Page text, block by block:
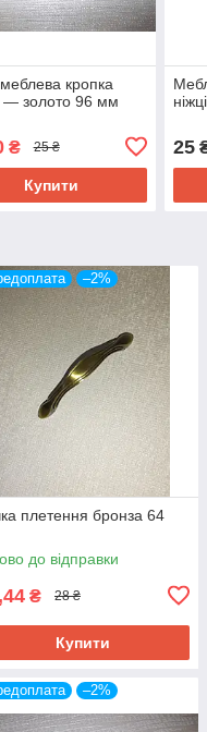
кропка
— золото 96 мм
₴ 25 ₴
Купити
25
–2%
плетення бронза 64
до відправки
₴ 28 ₴
Купити
–2%